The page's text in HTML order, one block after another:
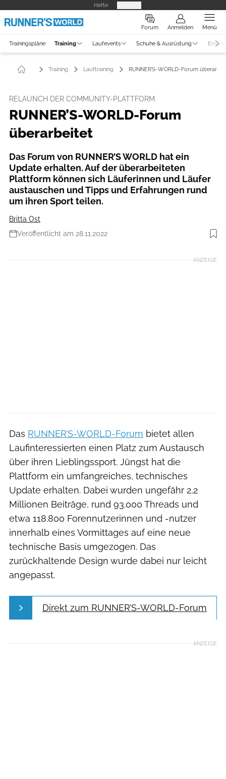
Hefte
Forum Anmelden Menü
Trainingspläne Training Laufevents Schuhe & Ausrüstung
Training Lauftraining RUNNER’S-WORLD-Forum
RELAUNCH DER COMMUNITY-PLATTFORM
RUNNER’S-WORLD-Forum
überarbeitet
Das Forum von RUNNER’S WORLD hat ein
Update erhalten. Auf der überarbeiteten
Plattform können sich Läuferinnen und Läufer
austauschen und Tipps und Erfahrungen rund
um ihren Sport teilen.
Britta Ost
Veröffentlicht am 28.11.2022
Foto: iStockphoto
ANZEIGE
Das RUNNER’S-WORLD-Forum bietet allen
Laufinteressierten einen Platz zum Austausch
über ihren Lieblingssport. Jüngst hat die
Plattform ein umfangreiches, technisches
Update erhalten. Dabei wurden ungefähr 2,2
Millionen Beiträge, rund 93.000 Threads und
etwa 118.800 Forennutzerinnen und -nutzer
innerhalb eines Vormittages auf eine neue
technische Basis umgezogen. Das
zurückhaltende Design wurde dabei nur leicht
angepasst.
Direkt zum RUNNER’S-WORLD-Forum
ANZEIGE